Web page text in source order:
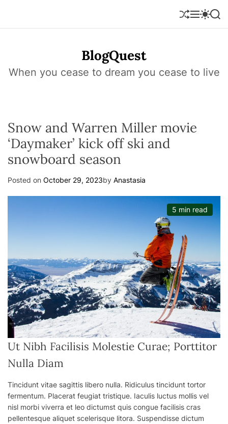
i
S
h
e
M
e
S
w
o
S
e
BlogQuest
When you cease to dream you cease to live
Snow and Warren Miller movie
‘Daymaker’ kick off ski and
snowboard season
Posted on October 29, 2023by Anastasia
5 min read
Ut Nibh Facilisis Molestie Curae; Porttitor
Nulla Diam
Tincidunt vitae sagittis libero nulla. Ridiculus tincidunt tortor
fermentum. Placerat feugiat tristique. Iaculis luctus mollis vel
nisl morbi viverra et leo dictumst quis congue facilisis cras
pellentesque aliquet scelerisque litora. Suspendisse dictum